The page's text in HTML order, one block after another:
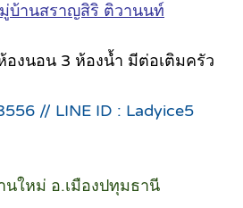
บ้านสราญสิริ ติวานนท์
องนอน 3 ห้องน้ำ มีต่อเติมครัว
// LINE ID : Ladyice5
ใหม่ อ.เมืองปทุมธานี